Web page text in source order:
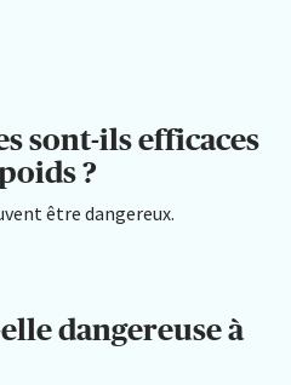
sont-ils efficaces
?
être dangereux.
dangereuse à